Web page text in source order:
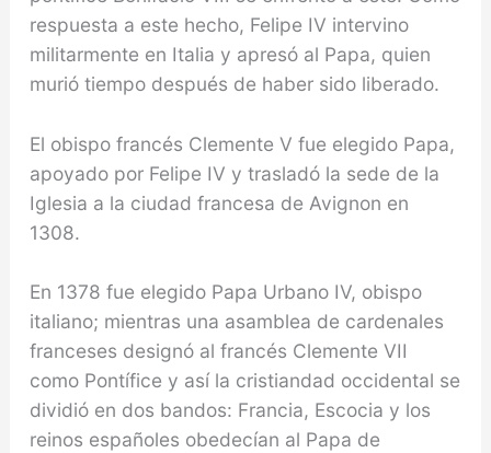
respuesta a este hecho, Felipe IV intervino
militarmente en Italia y apresó al Papa, quien
murió tiempo después de haber sido libe­rado.
El obispo francés Clemente V fue elegido Papa,
apoyado por Felipe IV y trasladó la sede de la
Igle­sia a la ciudad francesa de Avignon en
1308.
En 1378 fue elegido Papa Urbano IV, obispo
italiano; mientras una asamblea de cardenales
franceses designó al fran­cés Clemente VII
como Pontífice y así la cristiandad occidental se
dividió en dos bandos: Francia, Escocia y los
reinos españoles obedecían al Papa de